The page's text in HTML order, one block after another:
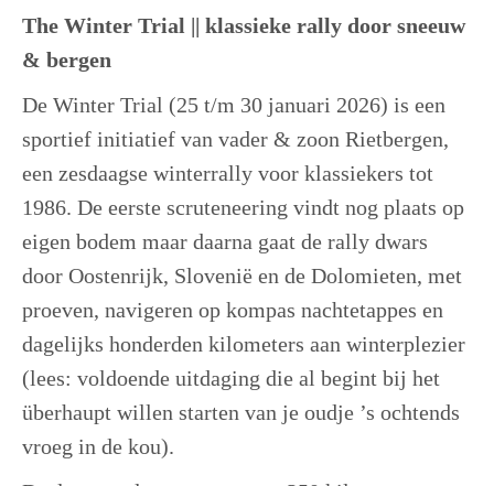
The Winter Trial || klassieke rally door sneeuw
& bergen
De Winter Trial (25 t/m 30 januari 2026) is een
sportief initiatief van vader & zoon Rietbergen,
een zesdaagse winterrally voor klassiekers tot
1986. De eerste scruteneering vindt nog plaats op
eigen bodem maar daarna gaat de rally dwars
door Oostenrijk, Slovenië en de Dolomieten, met
proeven, navigeren op kompas nachtetappes en
dagelijks honderden kilometers aan winterplezier
(lees: voldoende uitdaging die al begint bij het
überhaupt willen starten van je oudje ’s ochtends
vroeg in de kou).